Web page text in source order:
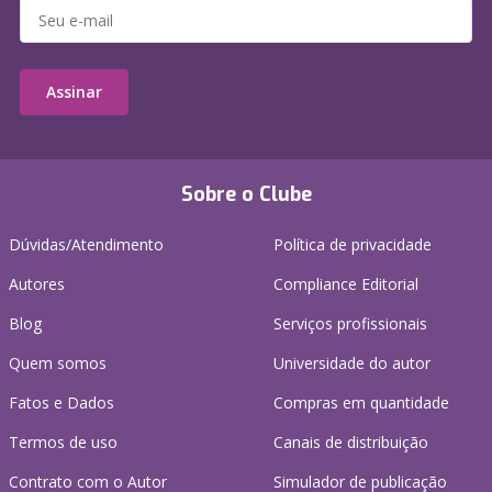
Sobre o Clube
Dúvidas/Atendimento
Autores
Blog
Quem somos
Fatos e Dados
Termos de uso
Contrato com o Autor
Política de privacidade
Compliance Editorial
Serviços profissionais
Universidade do autor
Compras em quantidade
Canais de distribuição
Simulador de publicação
Assinar